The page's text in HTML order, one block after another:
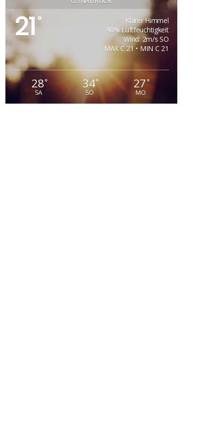
21°
Klarer Himmel
48% Luftfeuchtigkeit
Wind: 2m/s SO
MAX C 21 • MIN C 21
28°
SA
34°
SO
27°
MO